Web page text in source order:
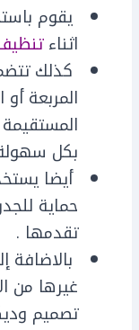
يقوم
اثناء
كذلك
المربعة
بكل
أيضا
حماية
تقدمها .
بالاضافة
غيرها من
تصميم